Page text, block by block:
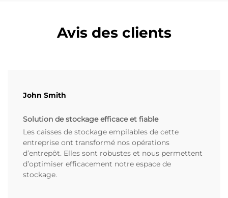
Avis des clients
John Smith
Solution de stockage efficace et fiable
Les caisses de stockage empilables de cette
entreprise ont transformé nos opérations
d’entrepôt. Elles sont robustes et nous permettent
d’optimiser efficacement notre espace de
stockage.